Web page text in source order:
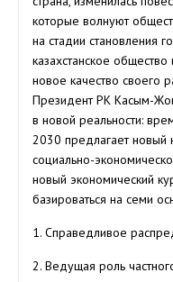
которые волнуют
на стадии становления
казахстанское
новое качество своего
Президент РК Касым-
в новой реальности:
2030 предлагает новый
социально-
новый экономический
базироваться на семи
1. Справедливое
2. Ведущая роль